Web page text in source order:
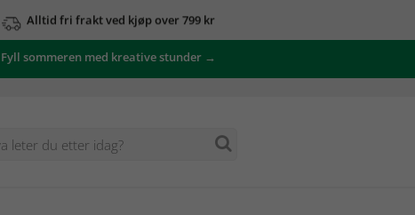
Alltid fri frakt ved kjøp over 799 kr
Fyll sommeren med kreative stunder →